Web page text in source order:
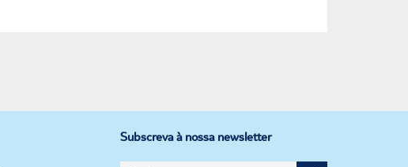
Subscreva à nossa newsletter